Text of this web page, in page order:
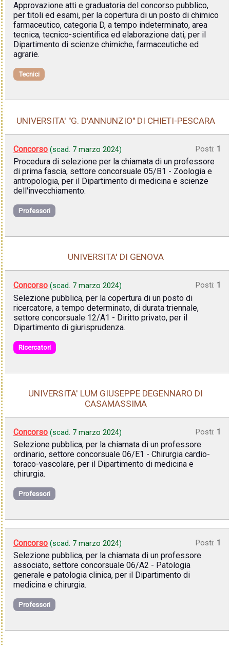
Approvazione atti e graduatoria del concorso pubblico,
per titoli ed esami, per la copertura di un posto di chimico
farmaceutico, categoria D, a tempo indeterminato, area
tecnica, tecnico-scientifica ed elaborazione dati, per il
Dipartimento di scienze chimiche, farmaceutiche ed
agrarie.
Tecnici
UNIVERSITA' "G. D'ANNUNZIO" DI CHIETI-PESCARA
Concorso (scad. 7 marzo 2024) Posti: 1
Procedura di selezione per la chiamata di un professore
di prima fascia, settore concorsuale 05/B1 - Zoologia e
antropologia, per il Dipartimento di medicina e scienze
dell'invecchiamento.
Professori
UNIVERSITA' DI GENOVA
Concorso (scad. 7 marzo 2024) Posti: 1
Selezione pubblica, per la copertura di un posto di
ricercatore, a tempo determinato, di durata triennale,
settore concorsuale 12/A1 - Diritto privato, per il
Dipartimento di giurisprudenza.
Ricercatori
UNIVERSITA' LUM GIUSEPPE DEGENNARO DI
CASAMASSIMA
Concorso (scad. 7 marzo 2024) Posti: 1
Selezione pubblica, per la chiamata di un professore
ordinario, settore concorsuale 06/E1 - Chirurgia cardio-
toraco-vascolare, per il Dipartimento di medicina e
chirurgia.
Professori
Concorso (scad. 7 marzo 2024) Posti: 1
Selezione pubblica, per la chiamata di un professore
associato, settore concorsuale 06/A2 - Patologia
generale e patologia clinica, per il Dipartimento di
medicina e chirurgia.
Professori